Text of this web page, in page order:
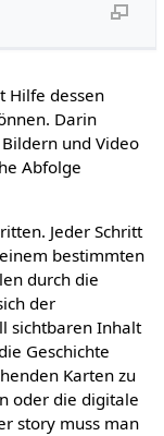
Hilfe dessen
Darin
und Video
Abfolge
Jeder Schritt
bestimmten
durch die
der
sichtbaren Inhalt
Geschichte
Karten zu
oder die digitale
story muss man